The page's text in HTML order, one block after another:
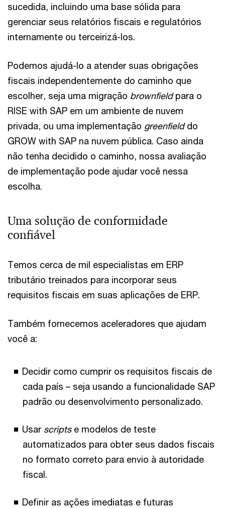
sucedida, incluindo uma base sólida para
gerenciar seus relatórios fiscais e regulatórios
internamente ou terceirizá-los.
Podemos ajudá-lo a atender suas obrigações
fiscais independentemente do caminho que
escolher, seja uma migração brownfieldpara o
RISE with SAP em um ambiente de nuvem
privada, ou uma implementação greenfielddo
GROW with SAP na nuvem pública. Caso ainda
não tenha decidido o caminho, nossa avaliação
de implementação pode ajudar você nessa
escolha.
Uma solução de conformidade
confiável
Temos cerca de mil especialistas em ERP
tributário treinados para incorporar seus
requisitos fiscais em suas aplicações de ERP.
Também fornecemos aceleradores que ajudam
você a:
Decidir como cumprir os requisitos fiscais de
cada país – seja usando a funcionalidade SAP
padrão ou desenvolvimento personalizado.
Usar scriptse modelos de teste
automatizados para obter seus dados fiscais
no formato correto para envio à autoridade
fiscal.
Definir as ações imediatas e futuras